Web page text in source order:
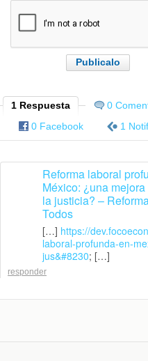
1 Respuesta 0
0 Facebook
1
Reforma laboral
México: ¿una
la justicia? –
Todos
[…] https://
laboral-profunda-en-
jus&#8230; […]
responder